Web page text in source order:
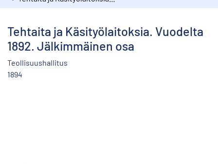
Tehtaita ja Käsityölaitoksia. Vuodelta
1892. Jälkimmäinen osa
Teollisuushallitus
1894